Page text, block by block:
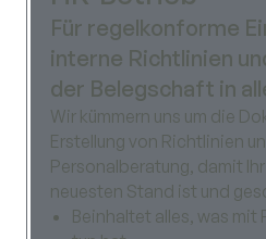
Für regelkonforme
interne Richtlinien
der Belegschaft in
Wir kümmern uns um die
Erstellung von Richtlinien
Personalberatung, damit
neuesten Stand ist und
Beinhaltet alles, was mit